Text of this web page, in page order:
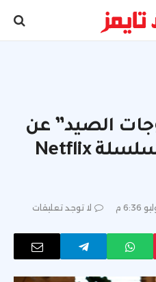
الصيد” عن
تغيير الكتاب في سلسلة Netflix
لا توجد تعليقات